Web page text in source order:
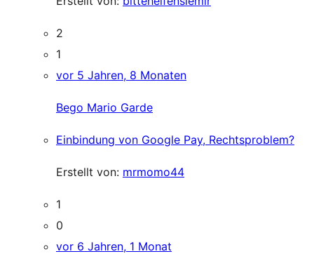
2
1
vor 5 Jahren, 8 Monaten
Bego Mario Garde
Einbindung von Google Pay, Rechtsproblem?
Erstellt von: mrmomo44
1
0
vor 6 Jahren, 1 Monat